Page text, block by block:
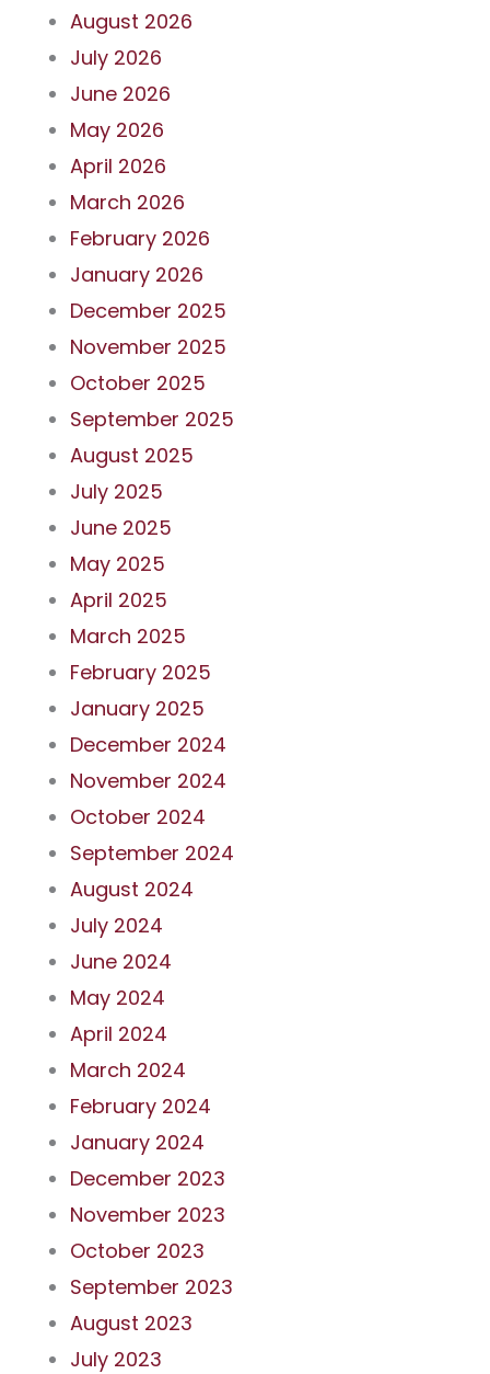
August 2026
July 2026
June 2026
May 2026
April 2026
March 2026
February 2026
January 2026
December 2025
November 2025
October 2025
September 2025
August 2025
July 2025
June 2025
May 2025
April 2025
March 2025
February 2025
January 2025
December 2024
November 2024
October 2024
September 2024
August 2024
July 2024
June 2024
May 2024
April 2024
March 2024
February 2024
January 2024
December 2023
November 2023
October 2023
September 2023
August 2023
July 2023